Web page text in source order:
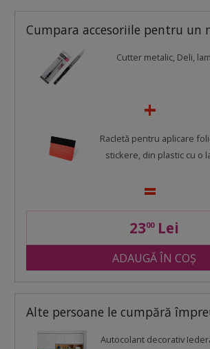
Cumpara accesoriile pentru un
Cutter metalic, Deli,
Racletă pentru aplicare
stickere, din plastic cu o
2300Lei
ADAUGĂ ÎN COȘ
Alte persoane le cumpără
Autocolant decorativ